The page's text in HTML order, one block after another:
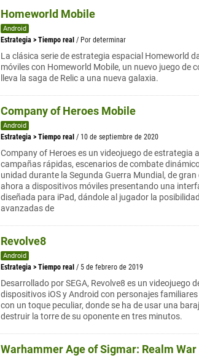
Homeworld Mobile
Android
Estrategia > Tiempo real / Por determinar
La clásica serie de estrategia espacial Homeworld
móviles con Homeworld Mobile, un nuevo juego de
lleva la saga de Relic a una nueva galaxia.
Company of Heroes Mobile
Android
Estrategia > Tiempo real / 10 de septiembre de 2020
Company of Heroes es un videojuego de estrategia
campañas rápidas, escenarios de combate
unidad durante la Segunda Guerra Mundial, de gran
ahora a dispositivos móviles presentando una
diseñada para iPad, dándole al jugador la
avanzadas de
Revolve8
Android
Estrategia > Tiempo real / 5 de febrero de 2019
Desarrollado por SEGA, Revolve8 es un videojuego
dispositivos iOS y Android con personajes
con un toque peculiar, donde se ha de usar una
destruir la torre de su oponente en tres minutos.
Warhammer Age of Sigmar: Realm War